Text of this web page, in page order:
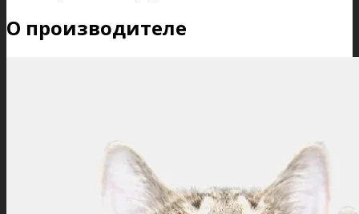
О производителе